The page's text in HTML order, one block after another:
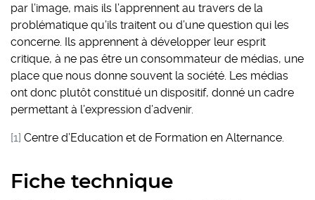
par l’image, mais ils l’apprennent au travers de la
problématique qu’ils traitent ou d’une question qui les
concerne. Ils apprennent à développer leur esprit
critique, à ne pas être un consommateur de médias, une
place que nous donne souvent la société. Les médias
ont donc plutôt constitué un dispositif, donné un cadre
permettant à l’expression d’advenir.
[1] Centre d’Education et de Formation en Alternance.
Fiche technique